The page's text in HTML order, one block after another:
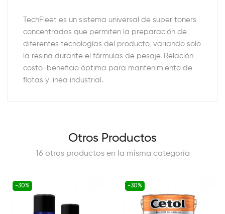
TechFleet es un sistema universal de super toners
concentrados que permiten la preparación de
diferentes tecnologías del producto, variando solo
la resina durante el fórmulas de pesaje. Relación
costo-beneficio óptima para mantenimiento de
flotas y linea industrial.
Otros Productos
16 otros productos en la misma categoría
-30% -30%